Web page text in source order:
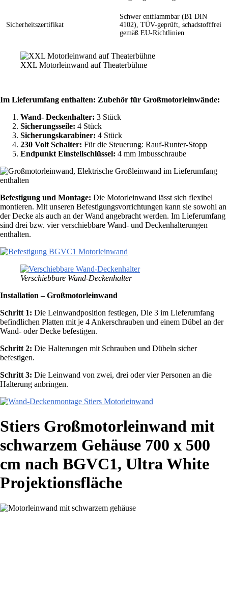
Sicherheitszertifikat
Schwer entflammbar (B1 DIN
4102), TÜV-geprüft, schadstofffrei
gemäß EU-Richtlinien
XXL Motorleinwand auf Theaterbühne
Im Lieferumfang enthalten: Zubehör für Großmotorleinwände:
Wand- Deckenhalter: 3 Stück
Sicherungsseile: 4 Stück
Sicherungskarabiner: 4 Stück
230 Volt Schalter: Für die Steuerung: Rauf-Runter-Stopp
Endpunkt Einstellschlüssel: 4 mm Imbusschraube
Befestigung und Montage: Die Motorleinwand lässt sich flexibel
montieren. Mit unseren Befestigungsvorrichtungen kann sie sowohl an
der Decke als auch an der Wand angebracht werden. Im Lieferumfang
sind drei bzw. vier verschiebbare Wand- und Deckenhalterungen
enthalten.
Verschiebbare Wand-Deckenhalter
Installation – Großmotorleinwand
Schritt 1: Die Leinwandposition festlegen, Die 3 im Lieferumfang
befindlichen Platten mit je 4 Ankerschrauben und einem Dübel an der
Wand- oder Decke befestigen.
Schritt 2: Die Halterungen mit Schrauben und Dübeln sicher
befestigen.
Schritt 3: Die Leinwand von zwei, drei oder vier Personen an die
Halterung anbringen.
Stiers Großmotorleinwand mit
schwarzem Gehäuse 700 x 500
cm nach BGVC1, Ultra White
Projektionsfläche